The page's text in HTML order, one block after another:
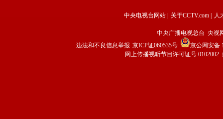
中央电视台网站 关于CCTV.com 人
中央广播电视总台 央视
违法和不良信息举报 京ICP证060535号
京公网安备
网上传播视听节目许可证号 0102002